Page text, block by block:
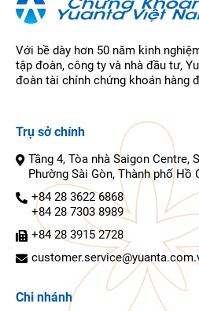
Với bề dày hơn 50 năm kinh
tập đoàn, công ty và nhà đầu tư,
đoàn tài chính chứng khoán hàng
Trụ sở chính
Tầng 4, Tòa nhà Saigon Centre,
Phường Sài Gòn, Thành phố Hồ
+84 28 3622 6868
+84 28 7303 8989
+84 28 3915 2728
Chi nhánh